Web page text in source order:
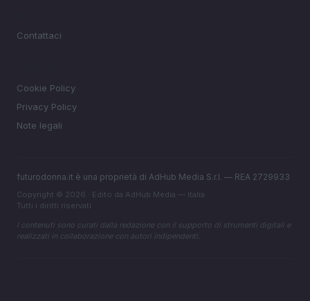
Contattaci
Cookie Policy
Privacy Policy
Note legali
futurodonna.it è una proprietà di AdHub Media S.r.l. — REA 2729933
Copyright © 2026 · Edito da AdHub Media — Italia
Tutti i diritti riservati
I contenuti sono curati dalla redazione con il supporto di strumenti digitali e
realizzati in collaborazione con autori indipendenti.